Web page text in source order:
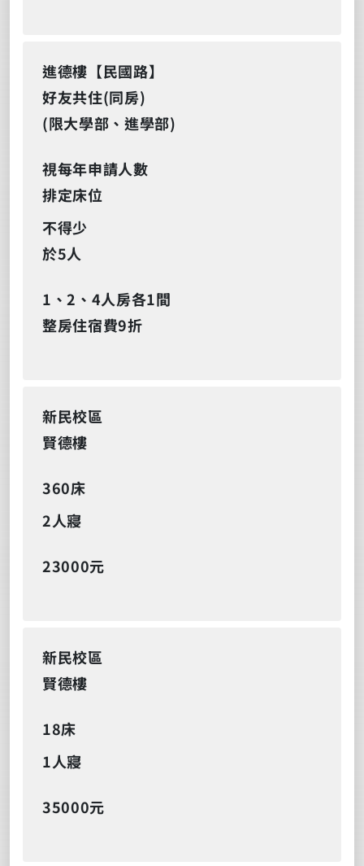
進德樓【民國路】
好友共住(同房)
(限大學部、進學部)
視每年申請人數
排定床位
不得少
於5人
1、2、4人房各1間
整房住宿費9折
新民校區
賢德樓
360床
2人寢
23000元
新民校區
賢德樓
18床
1人寢
35000元